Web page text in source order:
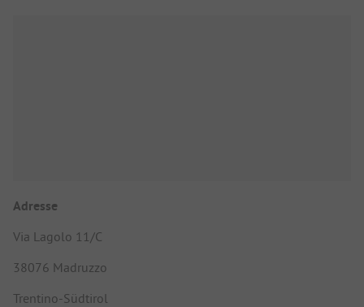
Adresse
Via Lagolo 11/C
38076 Madruzzo
Trentino-Südtirol